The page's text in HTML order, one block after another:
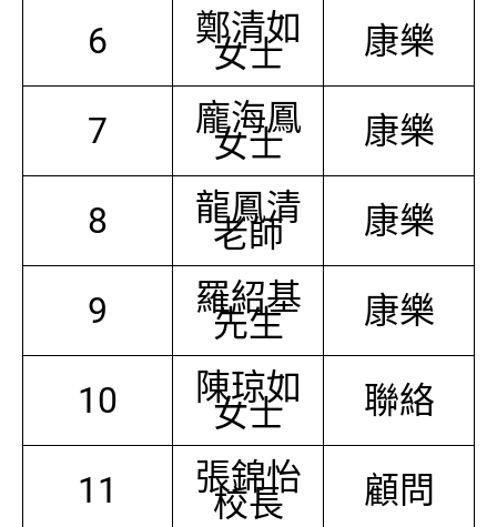
6 鄭清如
女士 康樂
7 龐海鳳
女士 康樂
8 龍鳳清
老師 康樂
9 羅紹基
先生 康樂
10 陳琼如
女士 聯絡
11 張錦怡
校長 顧問